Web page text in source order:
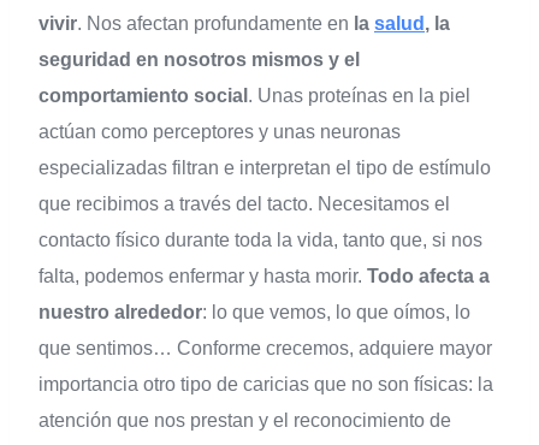
vivir. Nos afectan profundamente en la salud , la
seguridad en nosotros mismos y el
comportamiento social . Unas proteínas en la piel
actúan como perceptores y unas neuronas
especializadas filtran e interpretan el tipo de estímulo
que recibimos a través del tacto. Necesitamos el
contacto físico durante toda la vida, tanto que, si nos
falta, podemos enfermar y hasta morir. Todo afecta a
nuestro alrededor: lo que vemos, lo que oímos, lo
que sentimos… Conforme crecemos, adquiere mayor
importancia otro tipo de caricias que no son físicas: la
atención que nos prestan y el reconocimiento de